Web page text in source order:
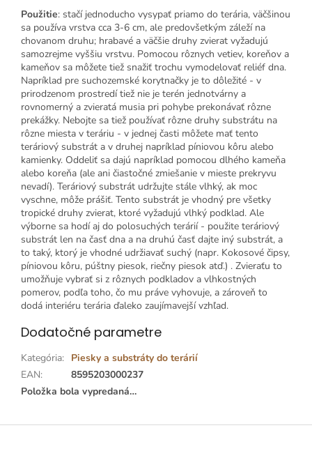
Použitie: stačí jednoducho vysypať priamo do terária, väčšinou
sa používa vrstva cca 3-6 cm, ale predovšetkým záleží na
chovanom druhu; hrabavé a väčšie druhy zvierat vyžadujú
samozrejme vyššiu vrstvu. Pomocou rôznych vetiev, koreňov a
kameňov sa môžete tiež snažiť trochu vymodelovať reliéf dna.
Napríklad pre suchozemské korytnačky je to dôležité - v
prirodzenom prostredí tiež nie je terén jednotvárny a
rovnomerný a zvieratá musia pri pohybe prekonávať rôzne
prekážky. Nebojte sa tiež používať rôzne druhy substrátu na
rôzne miesta v teráriu - v jednej časti môžete mať tento
teráriový substrát a v druhej napríklad píniovou kôru alebo
kamienky. Oddeliť sa dajú napríklad pomocou dlhého kameňa
alebo koreňa (ale ani čiastočné zmiešanie v mieste prekryvu
nevadí). Teráriový substrát udržujte stále vlhký, ak moc
vyschne, môže prášiť. Tento substrát je vhodný pre všetky
tropické druhy zvierat, ktoré vyžadujú vlhký podklad. Ale
výborne sa hodí aj do polosuchých terárií - použite teráriový
substrát len ​​na časť dna a na druhú časť dajte iný substrát, a
to taký, ktorý je vhodné udržiavať suchý (napr. Kokosové čipsy,
píniovou kôru, púštny piesok, riečny piesok atď.) . Zvieraťu to
umožňuje vybrať si z rôznych podkladov a vlhkostných
pomerov, podľa toho, čo mu práve vyhovuje, a zároveň to
dodá interiéru terária ďaleko zaujímavejší vzhľad.
Dodatočné parametre
Kategória: Piesky a substráty do terárií
EAN:
8595203000237
Položka bola vypredaná…
Z